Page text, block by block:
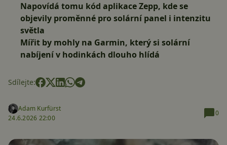
Napovídá tomu kód aplikace Zepp, kde se
objevily proměnné pro solární panel i intenzitu
světla
Mířit by mohly na Garmin, který si solární
nabíjení v hodinkách dlouho hlídá
Sdílejte:
Adam Kurfürst
24.6.2026 22:00
0